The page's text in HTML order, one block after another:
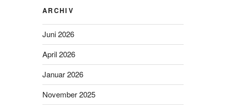
ARCHIV
Juni 2026
April 2026
Januar 2026
November 2025